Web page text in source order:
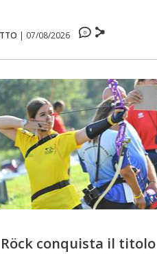
| 07/08/2026 0
conquista il titolo